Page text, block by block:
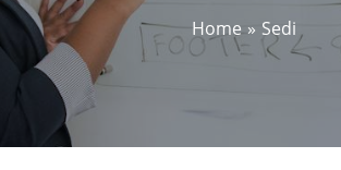
Home Sedi